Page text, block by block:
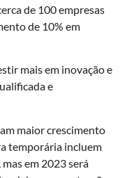
de 100 empresas
de 10% em
mais em inovação e
e
maior crescimento
temporária incluem
em 2023 será